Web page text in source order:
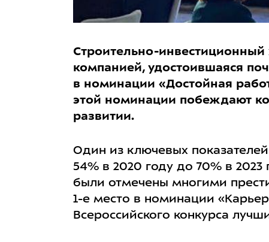
Строительно-
компанией, удостоившаяся
в номинации «Достойная
этой номинации побеждают
развитии.
Один из ключевых
54% в 2020 году до 70% в
были отмечены многими
1-е место в номинации
Всероссийского конкурса